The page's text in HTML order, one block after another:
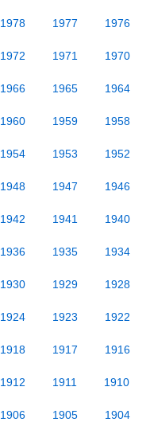
1978 1977 1976
1972 1971 1970
1966 1965 1964
1960 1959 1958
1954 1953 1952
1948 1947 1946
1942 1941 1940
1936 1935 1934
1930 1929 1928
1924 1923 1922
1918 1917 1916
1912 1911 1910
1906 1905 1904